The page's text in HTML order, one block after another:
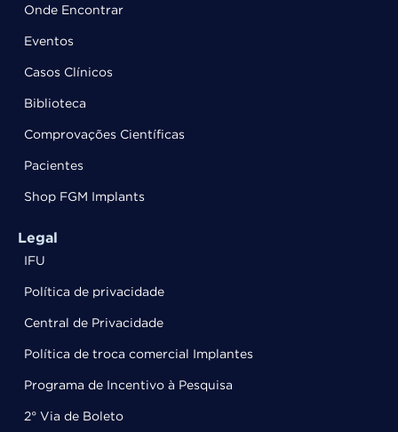
Onde Encontrar
Eventos
Casos Clínicos
Biblioteca
Comprovações Científicas
Pacientes
Shop FGM Implants
Legal
IFU
Política de privacidade
Central de Privacidade
Política de troca comercial Implantes
Programa de Incentivo à Pesquisa
2° Via de Boleto